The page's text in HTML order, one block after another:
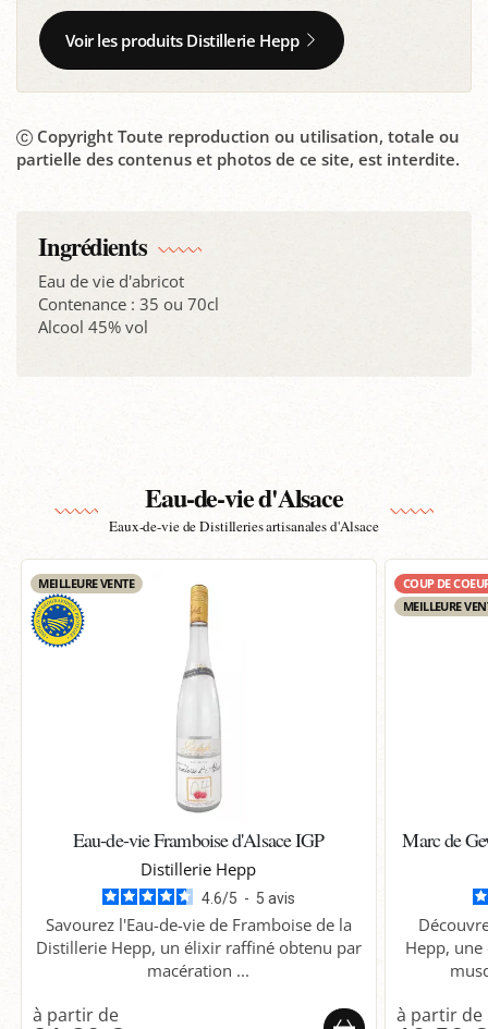
Voir les produits Distillerie Hepp
Copyright Toute reproduction ou utilisation, totale ou
partielle des contenus et photos de ce site, est interdite.
Ingrédients
Eau de vie d'abricot
Contenance : 35 ou 70cl
Alcool 45% vol
Eau-de-vie d'Alsace
Eaux-de-vie de Distilleries artisanales d'Alsace
MEILLEURE VENTE
Eau-de-vie Framboise d'Alsace IGP
Distillerie Hepp
4.6/5 - 5 avis
Savourez l'Eau-de-vie de Framboise de la
Distillerie Hepp, un élixir raffiné obtenu par
macération ...
COUP DE
MEILLEURE
Marc de
Hepp,